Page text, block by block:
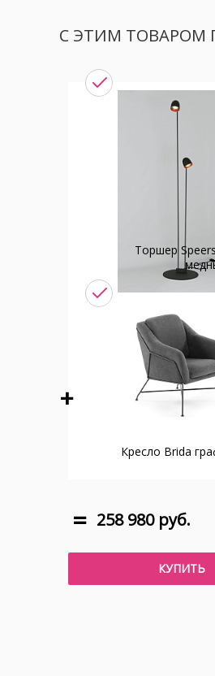
С ЭТИМ ТОВАРОМ
Торшер
Кресло Brida
258 980 руб.
КУПИТЬ